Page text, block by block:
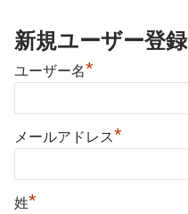
新規ユーザー登録
ユーザー名*
メールアドレス*
姓*